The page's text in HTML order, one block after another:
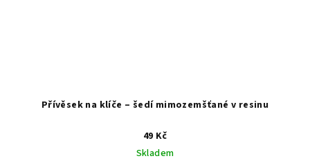
Přívěsek na klíče – šedí mimozemšťané v resinu
49 Kč
Skladem